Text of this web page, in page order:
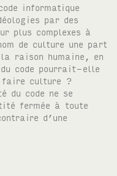
informatique
par des
plus complexes à
de culture une part
raison humaine, en
code pourrait-elle
faire culture ?
du code ne se
fermée à toute
d’une